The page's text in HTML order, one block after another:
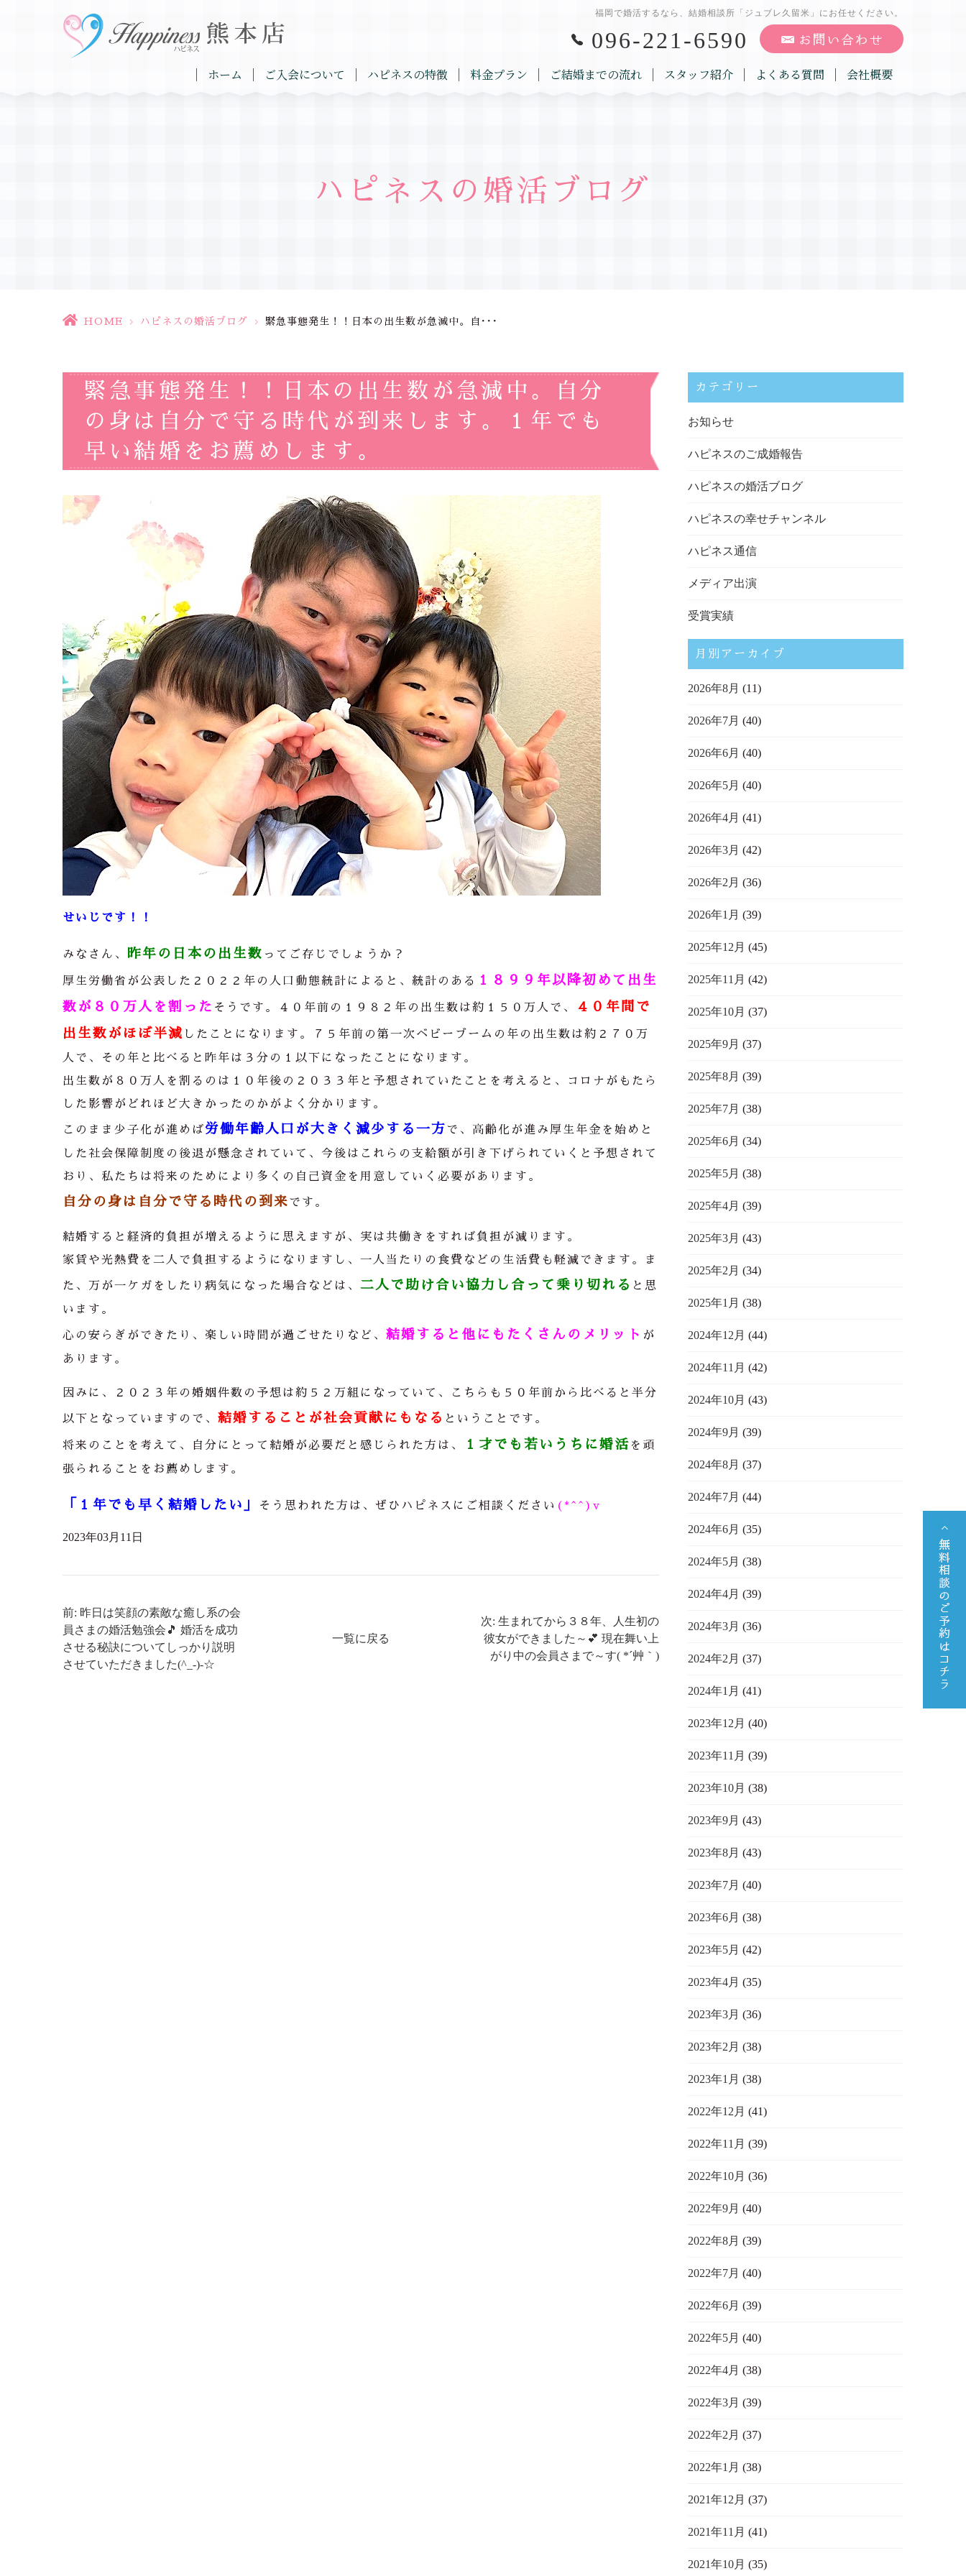
福岡で婚活するなら、結婚相談所「ジュブレ久留米」にお任せください。
096-221-6590
ホーム ご入会について ハピネスの特徴 料金プラン ご結婚までの流れ スタッフ紹介 よくある質問 会社概要
ハピネスの婚活ブログ
HOME > ハピネスの婚活ブログ > 緊急事態発生！！日本の出生数が急減中。自･･･
緊急事態発生！！日本の出生数が急減中。自分
の身は自分で守る時代が到来します。１年でも
早い結婚をお薦めします。
せいじです！！
みなさん、 昨年の日本の出生数 ってご存じでしょうか？
厚生労働省が公表した２０２２年の人口動態統計によると、統計のある
１８９９年以降初めて出生
数が８０万人を割った そうです。４０年前の１９８２年の出生数は約１５０万人で、
４０年間で
出生数がほぼ半減 したことになります。７５年前の第一次ベビーブームの年の出生数は約２７０万
人で、その年と比べると昨年は３分の１以下になったことになります。
出生数が８０万人を割るのは１０年後の２０３３年と予想されていたことを考えると、コロナがもたら
した影響がどれほど大きかったのかがよく分かります。
このまま少子化が進めば労働年齢人口が大きく減少する一方で、高齢化が進み厚生年金を始めと
した社会保障制度の後退が懸念されていて、今後はこれらの支給額が引き下げられていくと予想されて
おり、私たちは将来のためにより多くの自己資金を用意していく必要があります。
自分の身は自分で守る時代の到来です。
結婚すると経済的負担が増えるように思えますが、実は共働きをすれば負担が減ります。
家賃や光熱費を二人で負担するようになりますし、一人当たりの食費などの生活費も軽減できます。ま
た、万が一ケガをしたり病気になった場合などは、 二人で助け合い協力し合って乗り切れる と思
います。
心の安らぎができたり、楽しい時間が過ごせたりなど、 結婚すると他にもたくさんのメリット が
あります。
因みに、２０２３年の婚姻件数の予想は約５２万組になっていて、こちらも５０年前から比べると半分
以下となっていますので、 結婚することが社会貢献にもなる ということです。
将来のことを考えて、自分にとって結婚が必要だと感じられた方は、 １才でも若いうちに婚活 を頑
張られることをお薦めします。
「１年でも早く結婚したい」 そう思われた方は、ぜひハピネスにご相談ください (*^^)v
2023年03月11日
前: 昨日は笑顔の素敵な癒し系の会
員さまの婚活勉強会🎵 婚活を成功
させる秘訣についてしっかり説明
させていただきました(^_-)-☆
一覧に戻る
次: 生まれてから３８年、人生初の
彼女ができました～💕 現在舞い上
がり中の会員さまで～す( *´艸｀)
カテゴリー
お知らせ
ハピネスのご成婚報告
ハピネスの婚活ブログ
ハピネスの幸せチャンネル
ハピネス通信
メディア出演
受賞実績
月別アーカイブ
2026年8月 (11)
2026年7月 (40)
2026年6月 (40)
2026年5月 (40)
2026年4月 (41)
2026年3月 (42)
2026年2月 (36)
2026年1月 (39)
2025年12月 (45)
2025年11月 (42)
2025年10月 (37)
2025年9月 (37)
2025年8月 (39)
2025年7月 (38)
2025年6月 (34)
2025年5月 (38)
2025年4月 (39)
2025年3月 (43)
2025年2月 (34)
2025年1月 (38)
2024年12月 (44)
2024年11月 (42)
2024年10月 (43)
2024年9月 (39)
2024年8月 (37)
2024年7月 (44)
2024年6月 (35)
2024年5月 (38)
2024年4月 (39)
2024年3月 (36)
2024年2月 (37)
2024年1月 (41)
2023年12月 (40)
2023年11月 (39)
2023年10月 (38)
2023年9月 (43)
2023年8月 (43)
2023年7月 (40)
2023年6月 (38)
2023年5月 (42)
2023年4月 (35)
2023年3月 (36)
2023年2月 (38)
2023年1月 (38)
2022年12月 (41)
2022年11月 (39)
2022年10月 (36)
2022年9月 (40)
2022年8月 (39)
2022年7月 (40)
2022年6月 (39)
2022年5月 (40)
2022年4月 (38)
2022年3月 (39)
2022年2月 (37)
2022年1月 (38)
2021年12月 (37)
2021年11月 (41)
2021年10月 (35)